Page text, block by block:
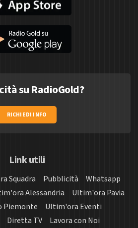
su RadioGold?
RICHIEDI INFO
Link utili
Squadra Pubblicità
Whatsapp
Alessandria
Ultim'ora Pavia
Piemonte
Ultim'ora Eventi
Diretta TV Lavora con Noi